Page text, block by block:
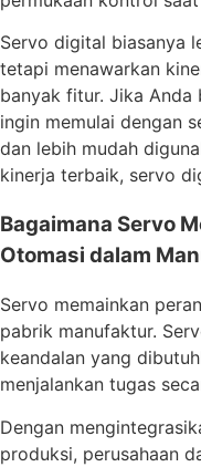
Servo digital biasanya
tetapi menawarkan
banyak fitur. Jika Anda
ingin memulai dengan
dan lebih mudah
kinerja terbaik, servo
Bagaimana Servo
Otomasi dalam
Servo memainkan
pabrik manufaktur.
keandalan yang
menjalankan tugas
Dengan
produksi, perusahaan